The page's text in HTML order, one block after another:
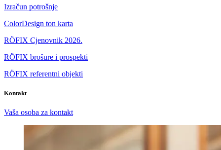
Izračun potrošnje
ColorDesign ton karta
RÖFIX Cjenovnik 2026.
RÖFIX brošure i prospekti
RÖFIX referentni objekti
Kontakt
Vaša osoba za kontakt